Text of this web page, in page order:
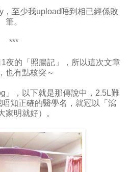
至少我upload唔到相已經係敗
筆。
***
夜的「照腸記」，所以這次文章
也有點核突～
」，以下就是那傳說中，2.5L難
知正確的醫學名，就冠以「瀉
家明就好）。